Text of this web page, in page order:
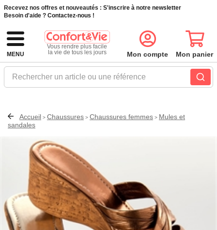
Recevez nos offres et nouveautés : S'inscrire à notre newsletter
Besoin d'aide ? Contactez-nous !
MENU
Vous rendre plus facile
la vie de tous les jours
Rechercher un article ou une référence
Mon compte Mon panier
Accueil > Chaussures > Chaussures femmes > Mules et
sandales